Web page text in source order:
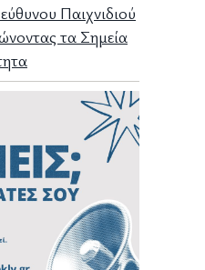
Παιχνιδιού
τα Σημεία